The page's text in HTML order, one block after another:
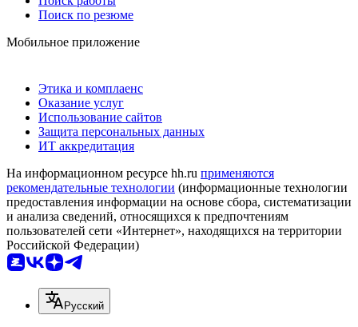
Поиск по резюме
Мобильное приложение
Этика и комплаенс
Оказание услуг
Использование сайтов
Защита персональных данных
ИТ аккредитация
На информационном ресурсе hh.ru применяются
рекомендательные технологии (информационные технологии
предоставления информации на основе сбора, систематизации
и анализа сведений, относящихся к предпочтениям
пользователей сети «Интернет», находящихся на территории
Российской Федерации)
Русский